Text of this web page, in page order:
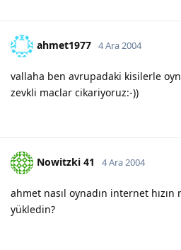
ahmet1977 4 Ara 2004
vallaha ben avrupadaki kisilerle
zevkli maclar cikariyoruz:-))
Nowitzki 41 4 Ara 2004
ahmet nasıl oynadın internet
yükledin?